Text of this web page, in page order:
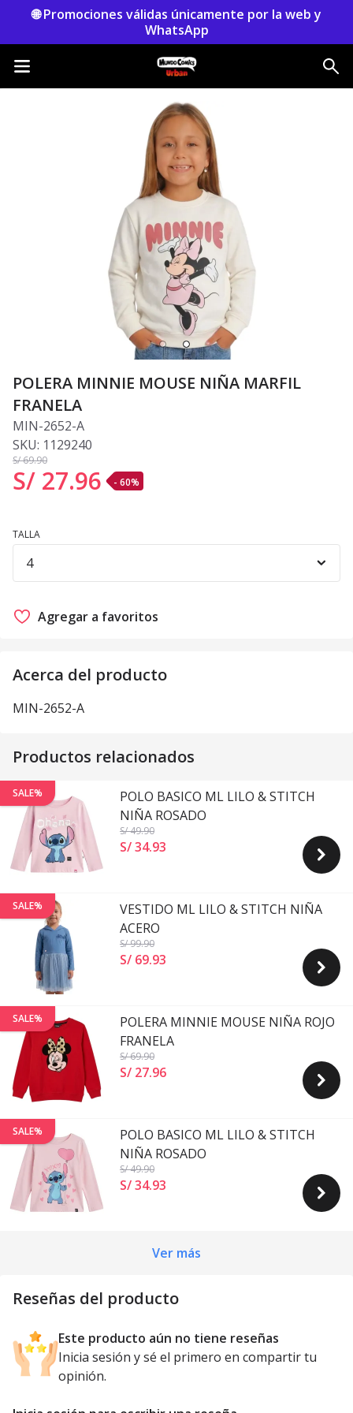
🌐 Promociones válidas únicamente por la web y
WhatsApp
POLERA MINNIE MOUSE NIÑA MARFIL
FRANELA
MIN-2652-A
SKU: 1129240
S/ 69.90
S/ 27.96 - 60%
TALLA
Agregar a favoritos
Acerca del producto
MIN-2652-A
Productos relacionados
SALE%
POLO BASICO ML LILO & STITCH
NIÑA ROSADO
S/ 49.90
S/ 34.93
SALE%
VESTIDO ML LILO & STITCH NIÑA
ACERO
S/ 99.90
S/ 69.93
SALE%
POLERA MINNIE MOUSE NIÑA ROJO
FRANELA
S/ 69.90
S/ 27.96
SALE%
POLO BASICO ML LILO & STITCH
NIÑA ROSADO
S/ 49.90
S/ 34.93
Ver más
Reseñas del producto
Este producto aún no tiene reseñas
Inicia sesión y sé el primero en compartir tu
opinión.